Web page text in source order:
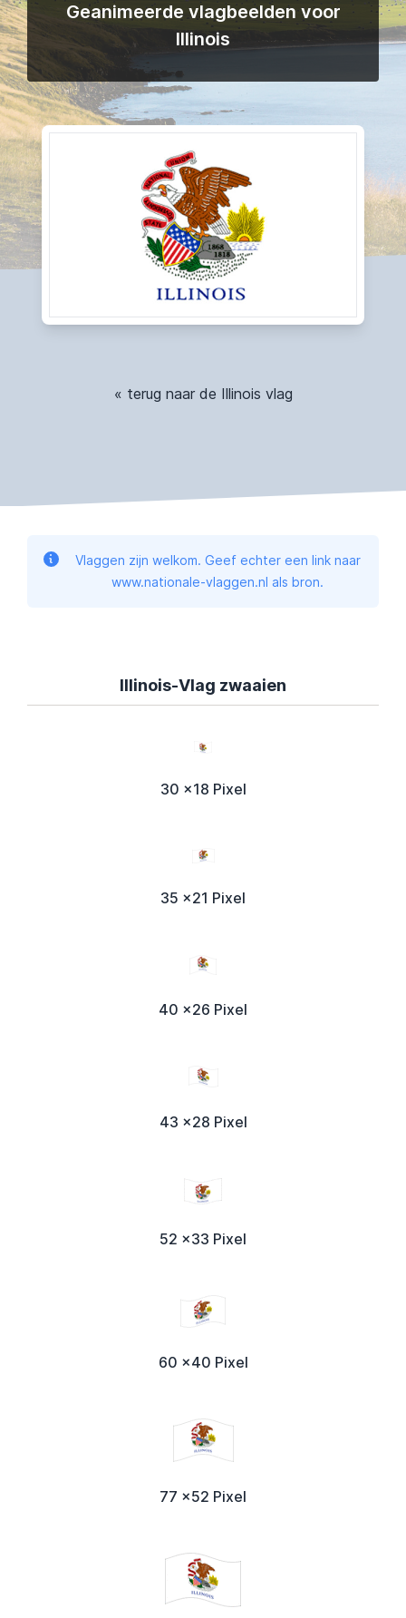
Geanimeerde vlagbeelden voor
Illinois
« terug naar de Illinois vlag
Vlaggen zijn welkom. Geef echter een link naar
www.nationale-vlaggen.nl als bron.
Illinois-Vlag zwaaien
30 x18 Pixel
35 x21 Pixel
40 x26 Pixel
43 x28 Pixel
52 x33 Pixel
60 x40 Pixel
77 x52 Pixel